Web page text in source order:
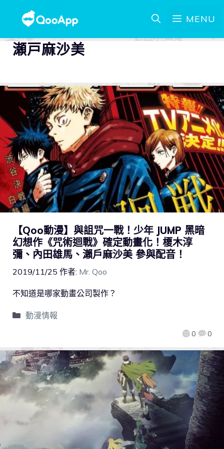
MENU
瀬戸麻沙美
【Qoo動漫】與詛咒一戰！少年 JUMP 黑暗
幻想作《咒術迴戰》確定動畫化！榎木淳
彌、內田雄馬、瀨戶麻沙美 參與配音！
2019/11/25 作者: Mr. Qoo
0 0
不知道是哪家動畫公司製作？
動漫情報